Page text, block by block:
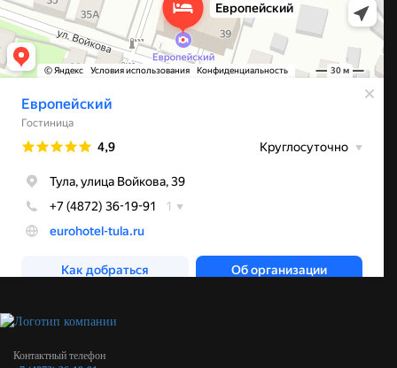
Контактный телефон